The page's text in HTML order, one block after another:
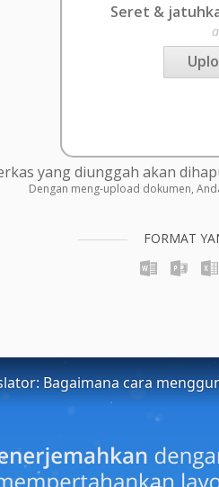
Seret &
yang diunggah akan
Dengan meng-upload dokumen,
FORMAT